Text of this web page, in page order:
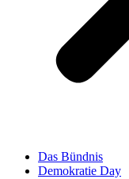
Das Bündnis
Demokratie Day